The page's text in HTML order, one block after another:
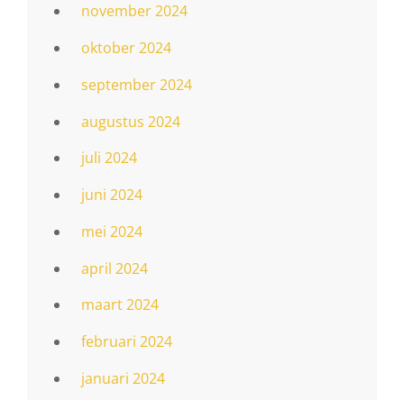
november 2024
oktober 2024
september 2024
augustus 2024
juli 2024
juni 2024
mei 2024
april 2024
maart 2024
februari 2024
januari 2024